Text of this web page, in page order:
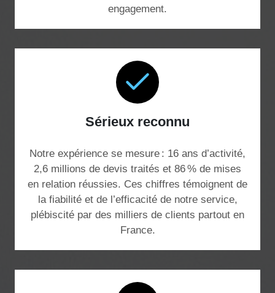
engagement.
Sérieux reconnu
Notre expérience se mesure : 16 ans d’activité,
2,6 millions de devis traités et 86 % de mises
en relation réussies. Ces chiffres témoignent de
la fiabilité et de l’efficacité de notre service,
plébiscité par des milliers de clients partout en
France.